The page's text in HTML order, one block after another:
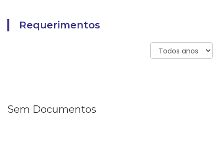
Requerimentos
Sem Documentos